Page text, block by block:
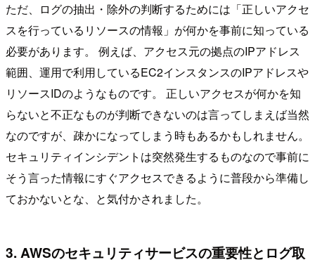
ただ、ログの抽出・除外の判断するためには「正しいアクセ
スを行っているリソースの情報」が何かを事前に知っている
必要があります。 例えば、アクセス元の拠点のIPアドレス
範囲、運用で利用しているEC2インスタンスのIPアドレスや
リソースIDのようなものです。 正しいアクセスが何かを知
らないと不正なものが判断できないのは言ってしまえば当然
なのですが、疎かになってしまう時もあるかもしれません。
セキュリティインシデントは突然発生するものなので事前に
そう言った情報にすぐアクセスできるように普段から準備し
ておかないとな、と気付かされました。
3. AWSのセキュリティサービスの重要性とログ取